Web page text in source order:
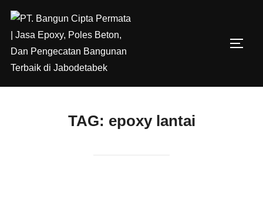
content
TAG: epoxy lantai